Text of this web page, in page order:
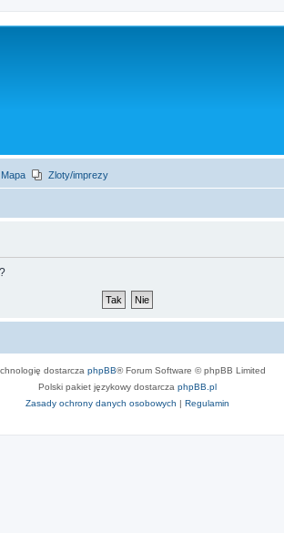
Mapa Zloty/imprezy
dostarcza phpBB® Forum Software © phpBB Limited
Polski pakiet językowy dostarcza phpBB.pl
Zasady ochrony danych osobowych | Regulamin